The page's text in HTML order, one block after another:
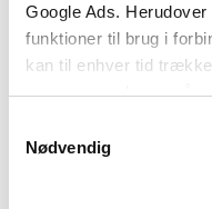
Google Ads.
funktioner til brug i
kan til enhver tid
være opmærksom på,
tilbagetrækker et
Nødvendig
Andre har